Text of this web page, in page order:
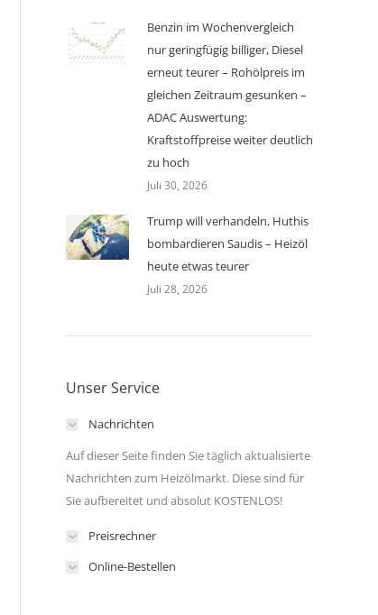
Benzin im Wochenvergleich
nur geringfügig billiger, Diesel
erneut teurer – Rohölpreis im
gleichen Zeitraum gesunken –
ADAC Auswertung:
Kraftstoffpreise weiter deutlich
zu hoch
Juli 30, 2026
Trump will verhandeln, Huthis
bombardieren Saudis – Heizöl
heute etwas teurer
Juli 28, 2026
Unser Service
Nachrichten
Auf dieser Seite finden Sie täglich aktualisierte
Nachrichten zum Heizölmarkt. Diese sind für
Sie aufbereitet und absolut KOSTENLOS!
Preisrechner
Online-Bestellen